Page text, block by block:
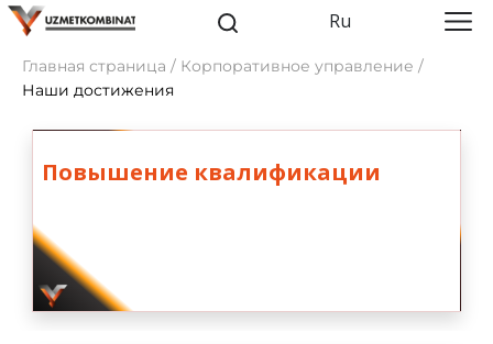
Ru
Главная страница / Корпоративное управление /
Наши достижения
Повышение квалификации